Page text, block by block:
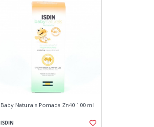
Baby Naturals Pomada Zn40 100 ml
ISDIN